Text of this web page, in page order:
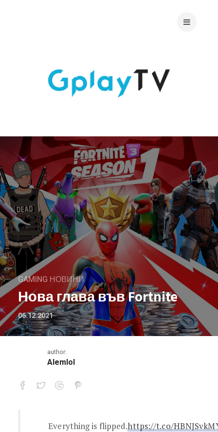
GAMING НОВИНИ
Нова глава във Fortnite
06.12.2021
author:
Alemlol
Нова глава във Fortnite
Everything is flipped.https://t.co/